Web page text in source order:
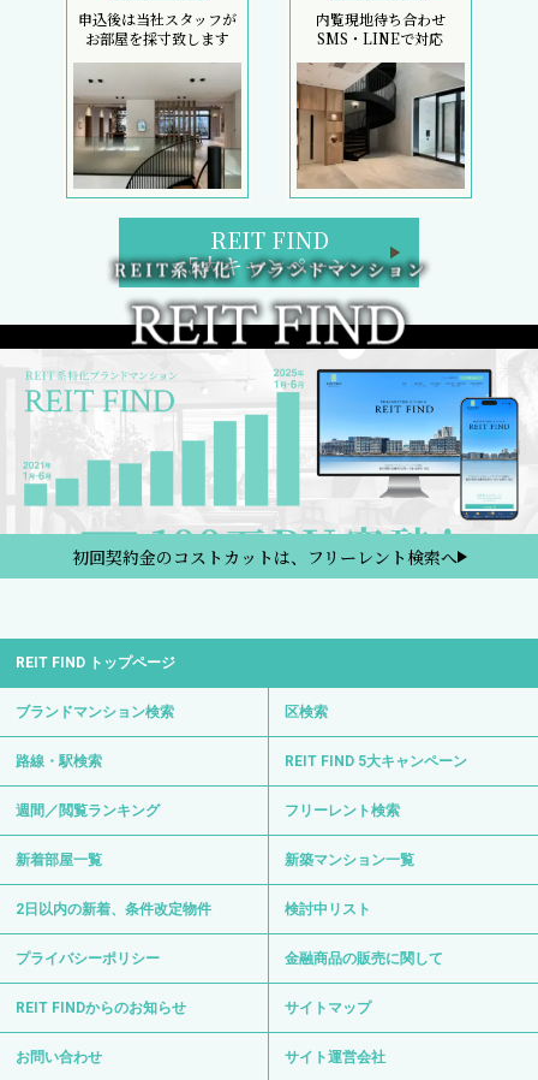
申込後は当社スタッフが
お部屋を採寸致します
内覧現地待ち合わせ
SMS・LINEで対応
REIT FIND
5大キャンペーン
初回契約金のコストカットは、フリーレント検索へ
REIT FIND トップページ
ブランドマンション検索 区検索
路線・駅検索 REIT FIND 5大キャンペーン
週間／閲覧ランキング フリーレント検索
新着部屋一覧 新築マンション一覧
2日以内の新着、条件改定物件 検討中リスト
プライバシーポリシー 金融商品の販売に関して
REIT FINDからのお知らせ サイトマップ
お問い合わせ サイト運営会社